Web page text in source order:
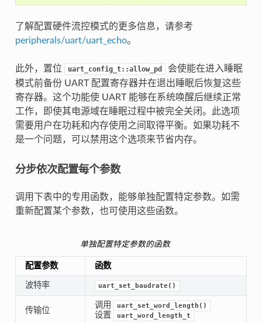
了解配置硬件流控模式的更多信息，请参考
peripherals/uart/uart_echo。
此外，置位 uart_config_t::allow_pd
会使能在进入睡眠
模式前备份 UART 配置寄存器并在退出睡眠后恢复这些
寄存器。这个功能使 UART 能够在系统唤醒后继续正常
工作，即使其电源域在睡眠过程中被完全关闭。此选项
需要用户在功耗和内存使用之间取得平衡。如果功耗不
是一个问题，可以禁用这个选项来节省内存。
分步依次配置每个参数
调用下表中的专用函数，能够单独配置特定参数。如需
重新配置某个参数，也可使用这些函数。
单独配置特定参数的函数
配置参数 函数
波特率 uart_set_baudrate()
传输位
调用 uart_set_word_length()
设置 uart_word_length_t